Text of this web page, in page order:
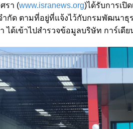
รา (www.isranews.org)ได้รับการเปิ
ำกัด ตามที่อยู่ที่แจ้งไว้กับกรมพัฒนาธุ
ได้เข้าไปสำรวจข้อมูลบริษัท การ์เดี